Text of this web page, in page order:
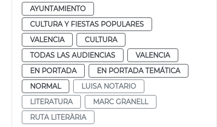
AYUNTAMIENTO
CULTURA Y FIESTAS POPULARES
VALENCIA
CULTURA
TODAS LAS AUDIENCIAS
VALENCIA
EN PORTADA
EN PORTADA TEMÁTICA
NORMAL
LUISA NOTARIO
LITERATURA
MARC GRANELL
RUTA LITERÀRIA